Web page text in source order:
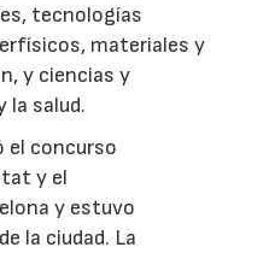
tecnologías
materiales y
y ciencias y
la salud.
el concurso
y el
y estuvo
la ciudad. La